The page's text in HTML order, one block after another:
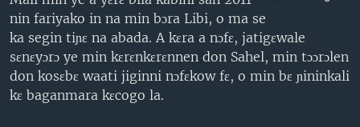
nin fariyako in na min bɔra Libi, o ma se
ka segin tiɲɛ na abada. A kɛra a nɔfɛ, jatigɛwale
sɛnɛyɔrɔ ye min kɛrɛnkɛrɛnnen don Sahel, min tɔɔrɔlen
don kosɛbɛ waati jiginni nɔfɛkow fɛ, o min bɛ ɲininkali
kɛ baganmara kɛcogo la.